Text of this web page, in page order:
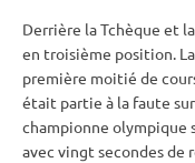
Derrière la Tchèque et
en troisième position.
première moitié de
était partie à la faute
championne olympique
avec vingt secondes de